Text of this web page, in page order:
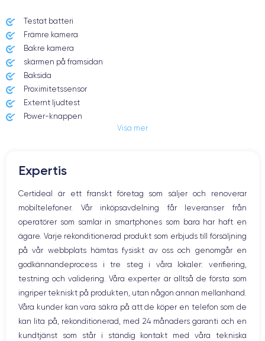
Date de sortie
03/11/2017
Dimensions
OLED 5.8 pouces
Apple A11 Bionic 6
Nom GPU
Apple GPU (3-Core)
Fréq. processeur
2.39 GHz
12 MP 7 MP
Résolution vidéo
4K - 3840x2160px
Recharge rapide
Oui, minimum 15W
Batterie Dual SIM
Testat batteri
Främre kamera
Bakre kamera
skärmen på framsidan
Baksida
Proximitetssensor
Externt ljudtest
Power-knappen
Högtalare
Hem-knappen
Bluetooth
WiFi
Nätverk
Vibration
Prise USB
Visa mer
Expertis
Certideal är ett franskt företag som säljer och renoverar
mobiltelefoner. Vår inköpsavdelning får leveranser från
operatörer som samlar in smartphones som bara har haft en
ägare. Varje rekonditionerad produkt som erbjuds till försäljning
på vår webbplats hämtas fysiskt av oss och genomgår en
godkännandeprocess i tre steg i våra lokaler: verifiering,
testning och validering. Våra experter är alltså de första som
ingriper tekniskt på produkten, utan någon annan mellanhand.
Våra kunder kan vara säkra på att de köper en telefon som de
kan lita på, rekonditionerad, med 24 månaders garanti och en
kundtjänst som står i ständig kontakt med våra tekniska